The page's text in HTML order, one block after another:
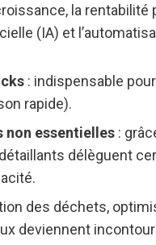
la rentabilité
(IA) et
: indispensable
rapide).
non essentielles:
délèguent
des déchets,
deviennent